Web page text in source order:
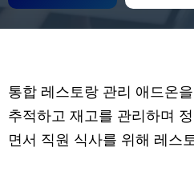
통합 레스토랑 관리 애드온
추적하고 재고를 관리하며
면서 직원 식사를 위해 레스